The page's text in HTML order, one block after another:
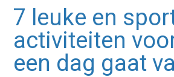
7 leuke en
activiteiten
een dag gaat